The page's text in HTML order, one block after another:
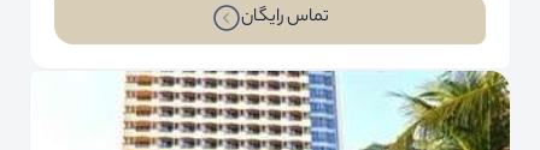
تماس رایگان